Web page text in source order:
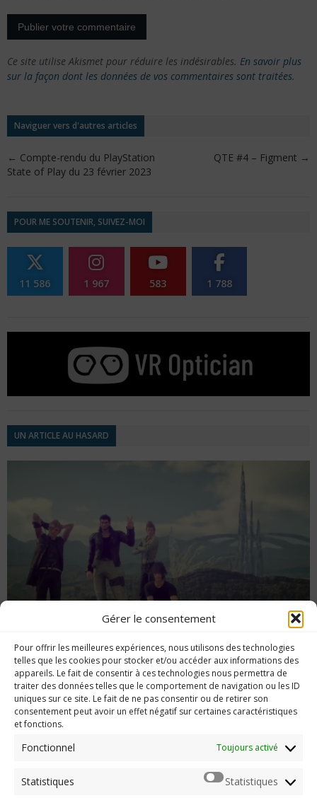
Gérer le consentement
Pour offrir les meilleures expériences, nous utilisons des technologies
telles que les cookies pour stocker et/ou accéder aux informations des
appareils. Le fait de consentir à ces technologies nous permettra de
traiter des données telles que le comportement de navigation ou les ID
uniques sur ce site. Le fait de ne pas consentir ou de retirer son
consentement peut avoir un effet négatif sur certaines caractéristiques
et fonctions.
Fonctionnel Toujours activé
Statistiques Statistiques
Ce site utilise Akismet pour réduire les indésirables. En savoir plus
sur la façon dont les données de vos commentaires sont traitées.
Naviguer vers d'autres articles
← Compte-rendu du PlayStation
State of Play du 23 février 2023
QTE #4 – Figment →
POUR ME SOUTENIR, SUIVEZ-MOI
11 586 1 967 583 1 788
UN ARTICLE AU HASARD
Édito du 19 août 2017 : bonnes vacances !
Imerod.fr est un site traitant de l'univers du jeu vidéo. Toute
reproduction partielle ou complète sans autorisation préalable